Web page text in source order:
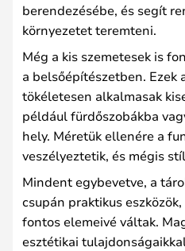
berendezésébe, és segít
környezetet teremteni.
Még a kis szemetesek is
a belsőépítészetben. Ezek
tökéletesen alkalmasak
például fürdőszobákba
hely. Méretük ellenére a
veszélyeztetik, és mégis
Mindent egybevetve, a
csupán praktikus
fontos elemeivé váltak.
esztétikai